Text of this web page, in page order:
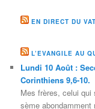
EN DIRECT DU
L’EVANGILE AU
Lundi 10 Août :
Corinthiens 9,6-10.
Mes frères, celui qui
sème